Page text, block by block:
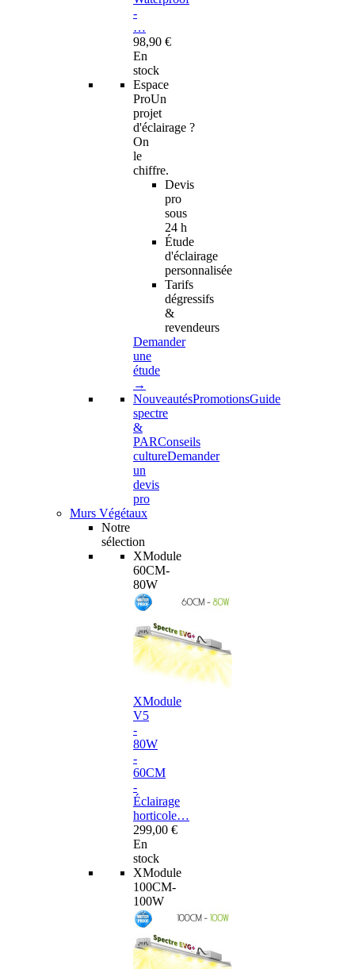
-
…
98,90 €
En
stock
Espace
ProUn
projet
d'éclairage ?
On
le
chiffre.
Devis
pro
sous
24 h
Étude
d'éclairage
personnalisée
Tarifs
dégressifs
&
revendeurs
Demander
une
étude
→
NouveautésPromotionsGuide
spectre
&
PARConseils
cultureDemander
un
devis
pro
Murs Végétaux
Notre
sélection
XModule
60CM-
80W
XModule
V5
-
80W
-
60CM
-
Éclairage
horticole…
299,00 €
En
stock
XModule
100CM-
100W